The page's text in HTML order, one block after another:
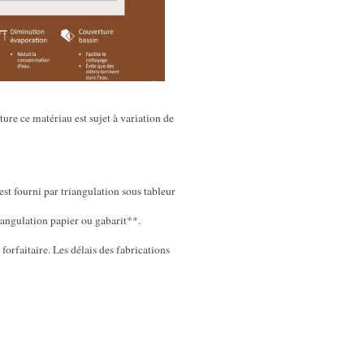
ce matériau est sujet à variation de
fourni par triangulation sous tableur
papier ou gabarit**.
Les délais des fabrications